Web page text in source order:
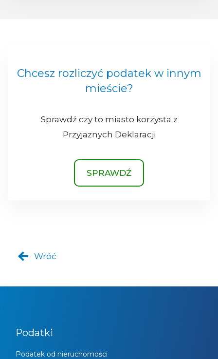
Chcesz rozliczyć podatek w innym
mieście?
Sprawdź czy to miasto korzysta z
Przyjaznych Deklaracji
SPRAWDŹ
Wróć
Podatki
Podatek od nieruchomości